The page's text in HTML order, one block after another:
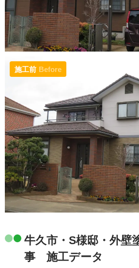
施工前 Before
牛久市・S様邸・外壁
事 施工データ